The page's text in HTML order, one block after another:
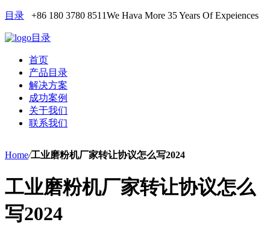
目录 +86 180 3780 8511We Hava More 35 Years Of Expeiences
目录
首页
产品目录
解决方案
成功案例
关于我们
联系我们
Home/工业磨粉机厂家转让协议怎么写2024
工业磨粉机厂家转让协议怎么
写2024